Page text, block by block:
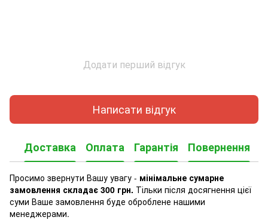
Додати перший відгук
Написати відгук
Доставка Оплата Гарантія Повернення
Просимо звернути Вашу увагу - мінімальне сумарне
замовлення складає 300 грн. Тільки після досягнення цієї
суми Ваше замовлення буде оброблене нашими
менеджерами.